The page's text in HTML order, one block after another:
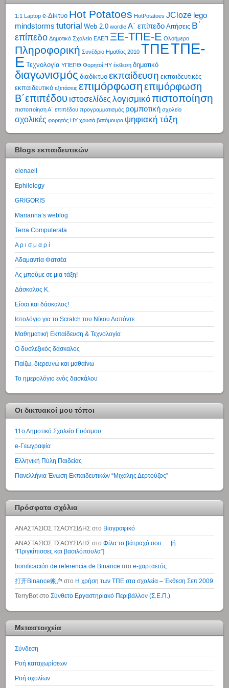
1:1 Laptop e-Δίκτυο Hot Potatoes HotPotatoes JCloze lego
mindstorms tutorial Web 2.0 wordle Α΄ επίπεδο Αιτήσεις Β΄
επίπεδο Δημοτικό Σχολείο ΕΑΕΠ ΞΕ-ΤΠΕ-Ε Ολοήμερο
Πληροφορική Συνέδριο Ημαθίας 2010 ΤΠΕΤΠΕ-
Ε Τεχνολογία ΥΠΕΠΘ Φορητοί ΗΥ έκθεση δημοτικό
διαγωνισμός διαδίκτυο εκπαίδευση εκπαιδευτικές
εκπαιδευτικό εξετάσεις επιμόρφωσηεπιμόρφωση
Β΄επιπέδου ιστοσελίδες λογισμικόπιστοποίηση
πιστοποίηση Α΄ επιπέδου προγραμματισμός ρομποτική σχολείο
σχολικές φορητός ΗΥ χρυσά βατόμουρα ψηφιακή τάξη
Blogs εκπαιδευτικών
elenaell
Ephilology
GRIGORIS
Marianna’s weblog
Terra Computerata
Α ρ ι σ μ α ρ ί
Αδαμαντία Φατσέα
Ας μπούμε σε μια τάξη!
Δάσκαλος Κ.
Είσαι και δάσκαλος!
Ιστολόγιο για το Scratch του Νίκου Δαπόντε
Μαθηματική Εκπαίδευση & Τεχνολογία
Ο δυσλεξικός δάσκαλος
Παίζω, διερευνώ και μαθαίνω
Το ημερολόγιο ενός δασκάλου
Οι δικτυακοί μου τόποι
11ο Δημοτικό Σχολείο Ευόσμου
e-Γεωγραφία
Ελληνική Πύλη Παιδείας
Πανελλήνια Ένωση Εκπαιδευτικών “Μιχάλης Δερτούζος”
Πρόσφατα σχόλια
ΑΝΑΣΤΑΣΙΟΣ ΤΣΑΟΥΣΙΔΗΣ στο Βιογραφικό
ΑΝΑΣΤΑΣΙΟΣ ΤΣΑΟΥΣΙΔΗΣ στοΦίλα το βάτραχό σου … [ή
“Πριγκίπισσες και βασιλόπουλα”]
bonificación de referencia de Binance στοe-χαρταετός
打开Binance账户 στο Η χρήση των ΤΠΕ στα σχολεία – Έκθεση Σεπ 2009
TerryBot στοΣύνθετο Εργαστηριακό Περιβάλλον (Σ.Ε.Π.)
Μεταστοιχεία
Σύνδεση
Ροή καταχωρίσεων
Ροή σχολίων